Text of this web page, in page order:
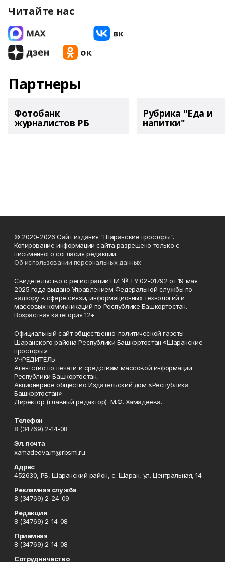
Читайте нас
Партнеры
Фотобанк
журналистов РБ
Рубрика "Еда и
напитки"
© 2020-2026 Сайт издания "Шаранские просторы".
Копирование информации сайта разрешено только с
письменного согласия редакции.
Об использовании персональных данных
Свидетельство о регистрации ПИ № ТУ 02-01792 от 19 мая
2025 года выдано Управлением Федеральной службы по
надзору в сфере связи, информационных технологий и
массовых коммуникаций по Республике Башкортостан.
Возрастная категория 12+
Официальный сайт общественно-политической газеты
Шаранского района Республики Башкортостан «Шаранские
просторы»
УЧРЕДИТЕЛЬ:
Агентство по печати и средствам массовой информации
Республики Башкортостан,
Акционерное общество Издательский дом «Республика
Башкортостан».
Директор (главный редактор) М.Ф. Хамадеева.
Телефон
8 (34769) 2-14-08
Эл. почта
xamadeeva.m@rbsmi.ru
Адрес
452630, РБ, Шаранский район, с. Шаран, ул. Центральная, 14
Рекламная служба
8 (34769) 2-24-09
Редакция
8 (34769) 2-14-08
Приемная
8 (34769) 2-14-08
Сотрудничество